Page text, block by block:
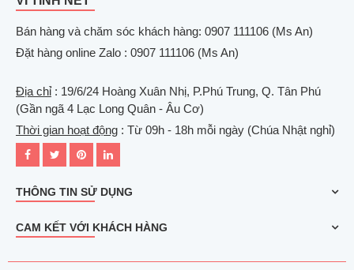
Bán hàng và chăm sóc khách hàng: 0907 111106 (Ms An)
Đặt hàng online Zalo : 0907 111106 (Ms An)
Địa chỉ: 19/6/24 Hoàng Xuân Nhị, P.Phú Trung, Q. Tân Phú
(Gần ngã 4 Lạc Long Quân - Âu Cơ)
Thời gian hoạt động : Từ 09h - 18h mỗi ngày (Chúa Nhật nghỉ)
THÔNG TIN SỬ DỤNG
CAM KẾT VỚI KHÁCH HÀNG